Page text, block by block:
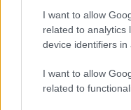
I want to allow
related to analytics
device identifiers in
I want to allow
related to
o
o
r st
NOTIZIE RECENTI
Ristorante